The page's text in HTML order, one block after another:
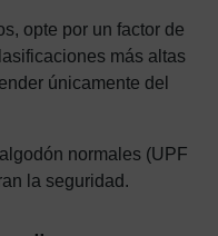
opte por un factor de
más altas
únicamente del
normales (UPF
la seguridad.